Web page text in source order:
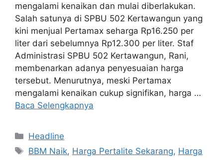
mengalami kenaikan dan mulai diberlakukan.
Salah satunya di SPBU 502 Kertawangun yang
kini menjual Pertamax seharga Rp16.250 per
liter dari sebelumnya Rp12.300 per liter. Staf
Administrasi SPBU 502 Kertawangun, Rani,
membenarkan adanya penyesuaian harga
tersebut. Menurutnya, meski Pertamax
mengalami kenaikan cukup signifikan, harga …
Baca Selengkapnya
Kategori
Headline
Tag
BBM Naik, Harga Pertalite Sekarang, Harga